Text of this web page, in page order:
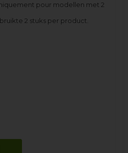
pour modellen met 2
2 stuks per product.